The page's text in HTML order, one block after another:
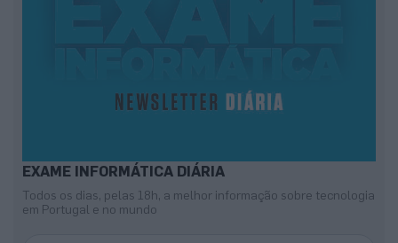
EXAME INFORMÁTICA DIÁRIA
Todos os dias, pelas 18h, a melhor informação sobre tecnologia
em Portugal e no mundo